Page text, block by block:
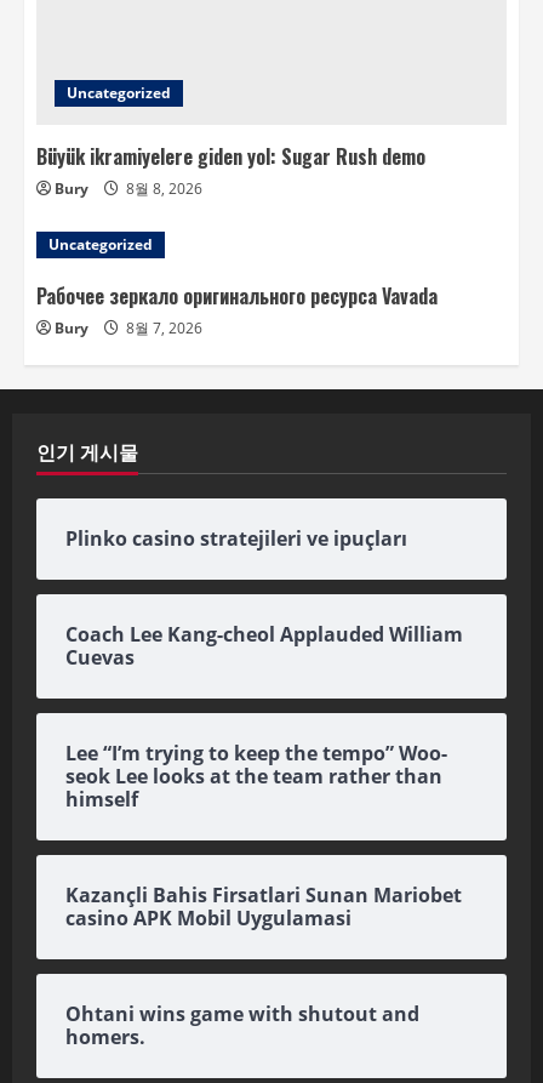
Uncategorized
Büyük ikramiyelere giden yol: Sugar Rush demo
Bury 8월 8, 2026
Uncategorized
Рабочее зеркало оригинального ресурса Vavada
Bury 8월 7, 2026
인기 게시물
Plinko casino stratejileri ve ipuçları
Coach Lee Kang-cheol Applauded William
Cuevas
Lee “I’m trying to keep the tempo” Woo-
seok Lee looks at the team rather than
himself
Kazançli Bahis Firsatlari Sunan Mariobet
casino APK Mobil Uygulamasi
Ohtani wins game with shutout and
homers.